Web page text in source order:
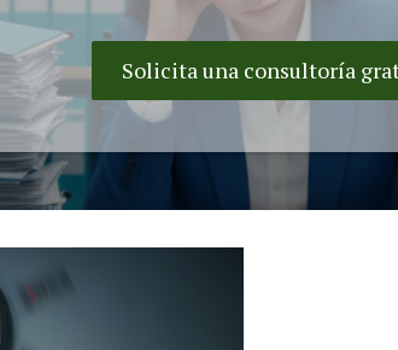
Solicita una consultoría